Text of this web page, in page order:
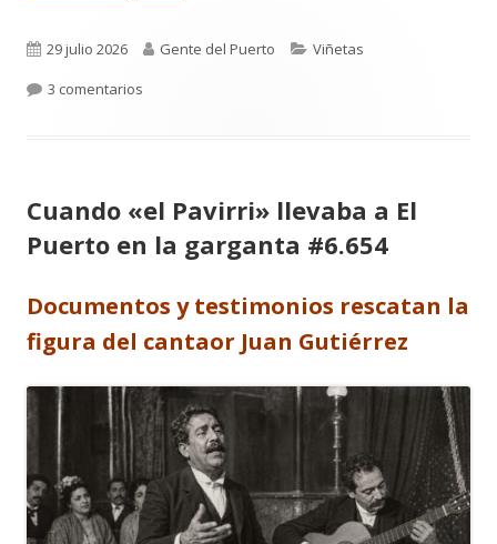
Publicado
el
29 julio 2026 Autor
Gente del Puerto Categorías
Viñetas
3 comentarios
Cuando «el Pavirri» llevaba a El
Puerto en la garganta #6.654
Documentos y testimonios rescatan la
figura del cantaor Juan Gutiérrez